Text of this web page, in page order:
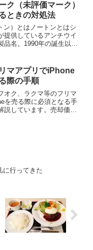
ク（未評価マーク）
ときの対処法
ン）とはノートンとはシ
提供しているアンチウイ
品名。1990年の誕生以
セキュリティソフトであ
マアプリでiPhone
際の手順
オク、ラクマ等のフリマ
を売る際に必須となる手
説しています。売却価格
に行ってきた